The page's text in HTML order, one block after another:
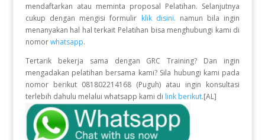
mendaftarkan atau meminta proposal Pelatihan. Selanjutnya
cukup dengan mengisi formulir klik disini. namun bila ingin
menanyakan hal hal terkait Pelatihan bisa menghubungi kami di
nomor whatsapp.
Tertarik bekerja sama dengan GRC Training? Dan ingin
mengadakan pelatihan bersama kami? Sila hubungi kami pada
nomor berikut 081802214168 (Puguh) atau ingin konsultasi
terlebih dahulu melalui whatsapp kami di link berikut.[AL]